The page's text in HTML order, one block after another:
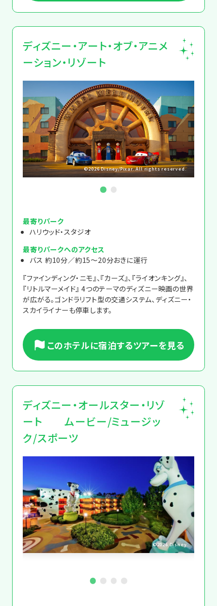
ディズニー・アート・オブ・アニメ
ーション・リゾート
©2026 Disney/Pixar. All rights reserved.
最寄りパーク
ハリウッド・スタジオ
最寄りパークへのアクセス
バス 約10分／約15～20分おきに運行
『ファインディング・ニモ』、『カーズ』、『ライオンキング』、
『リトルマーメイド』 4つのテーマのディズニー映画の世界
が広がる。ゴンドラリフト型の交通システム、ディズニー・
スカイライナーも停車します。
このホテルに宿泊するツアーを見る
ディズニー・オールスター・リゾ
ート ムービー/ミュージッ
ク/スポーツ
©2026 Disney